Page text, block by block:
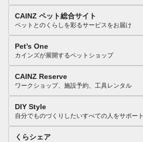
CAINZ ペット総合サイト
ペットとのくらしを彩るサービスをお届け
Pet’s One
カインズが展開するペットショップ
CAINZ Reserve
ワークショップ、施設予約、工具レンタル
DIY Style
自分でものづくりしたいすべての人をサポート
くらシェア